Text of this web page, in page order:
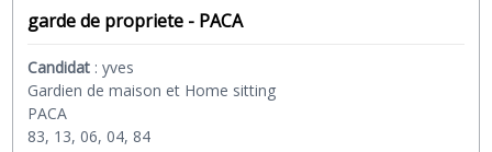
garde de propriete - PACA
Candidat :yves
Gardien de maison et Home sitting
PACA
83, 13, 06, 04, 84